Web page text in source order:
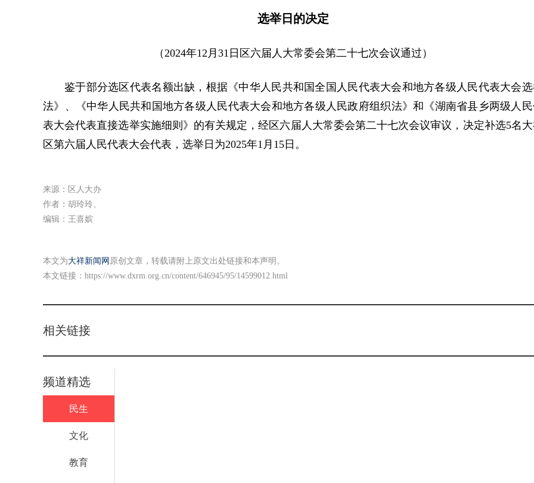
选举日的决定
（2024年12月31日区六届人大常委会第二十七次会议通过）
鉴于部分选区代表名额出缺，根据《中华人民共和国全国人民代表大会和地方各级人民代表大会
法》、《中华人民共和国地方各级人民代表大会和地方各级人民政府组织法》和《湖南省县乡两级人
表大会代表直接选举实施细则》的有关规定，经区六届人大常委会第二十七次会议审议，决定补选5名
区第六届人民代表大会代表，选举日为2025年1月15日。
来源：区人大办
作者：胡玲玲、
编辑：王喜嫔
本文为大祥新闻网 原创文章，转载请附上原文出处链接和本声明。
本文链接： https://www.dxrm.org.cn/content/646945/95/14599012.html
相关链接
频道精选
民生
文化
教育